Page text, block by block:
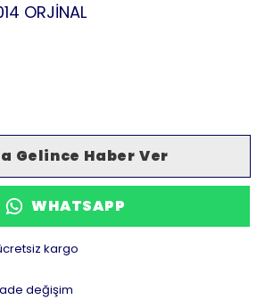
ORJİNAL
Gelince Haber Ver
WHATSAPP
kargo
değişim